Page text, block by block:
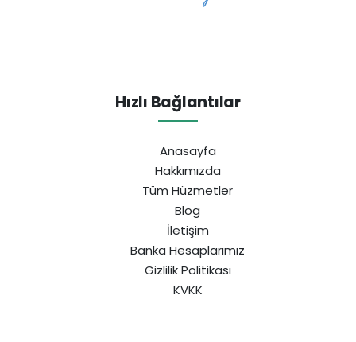
Hızlı Bağlantılar
Anasayfa
Hakkımızda
Tüm Hüzmetler
Blog
İletişim
Banka Hesaplarımız
Gizlilik Politikası
KVKK